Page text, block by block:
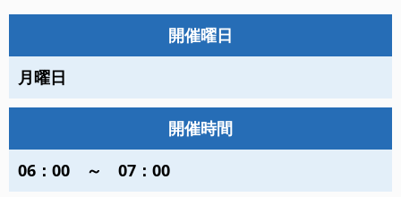
開催曜日
月曜日
開催時間
06：00 ～ 07：00